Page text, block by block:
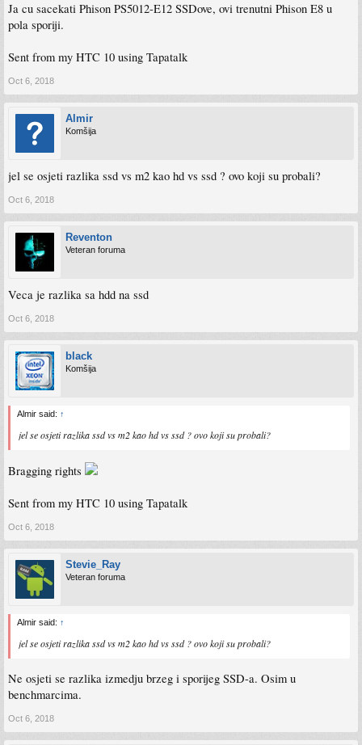
Ja cu sacekati Phison PS5012-E12 SSDove, ovi trenutni Phison E8 u
pola sporiji.
Sent from my HTC 10 using Tapatalk
Oct 6, 2018
Almir
Komšija
jel se osjeti razlika ssd vs m2 kao hd vs ssd ? ovo koji su probali?
Oct 6, 2018
Reventon
Veteran foruma
Veca je razlika sa hdd na ssd
Oct 6, 2018
black
Komšija
Almir said: ↑
jel se osjeti razlika ssd vs m2 kao hd vs ssd ? ovo koji su probali?
Bragging rights
Sent from my HTC 10 using Tapatalk
Oct 6, 2018
Stevie_Ray
Veteran foruma
Almir said: ↑
jel se osjeti razlika ssd vs m2 kao hd vs ssd ? ovo koji su probali?
Ne osjeti se razlika izmedju brzeg i sporijeg SSD-a. Osim u
benchmarcima.
Oct 6, 2018